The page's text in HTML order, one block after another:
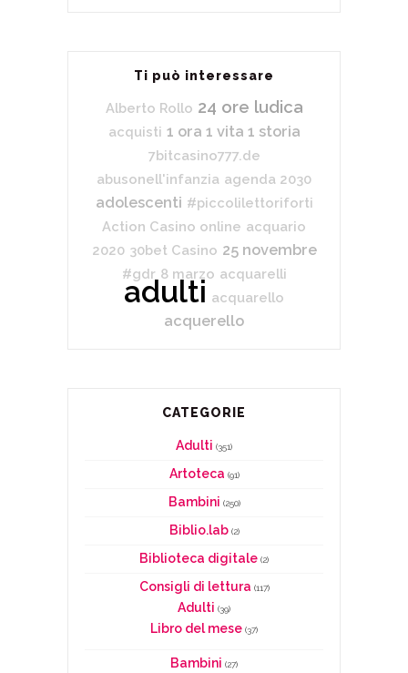
Ti può interessare
Alberto Rollo 24 ore ludica
acquisti 1 ora 1 vita 1 storia
7bitcasino777.de
abusonell'infanzia agenda 2030
adolescenti #piccolilettoriforti
Action Casino online acquario
2020 30bet Casino 25 novembre
#gdr 8 marzo acquarelli
adulti acquarello
acquerello
CATEGORIE
Adulti (351)
Artoteca (91)
Bambini (250)
Biblio.lab(2)
Biblioteca digitale (2)
Consigli di lettura (117)
Adulti (39)
Libro del mese (37)
Bambini (27)